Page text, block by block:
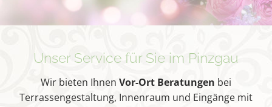
Unser Service für Sie im Pinzgau
Wir bieten Ihnen Vor-Ort Beratungen bei
Terrassengestaltung, Innenraum und Eingänge mit